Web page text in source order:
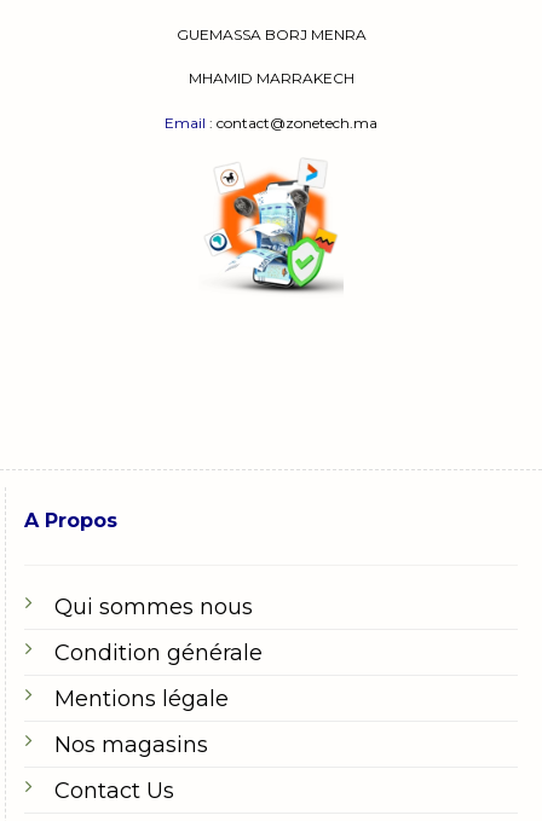
GUEMASSA BORJ MENRA
MHAMID MARRAKECH
Email : contact@zonetech.ma
A Propos
Qui sommes nous
Condition générale
Mentions légale
Nos magasins
Contact Us